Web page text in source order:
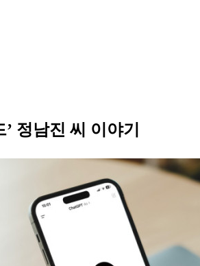
정남진 씨 이야기